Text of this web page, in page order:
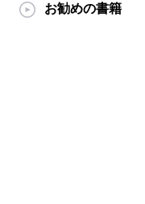
お勧めの書籍